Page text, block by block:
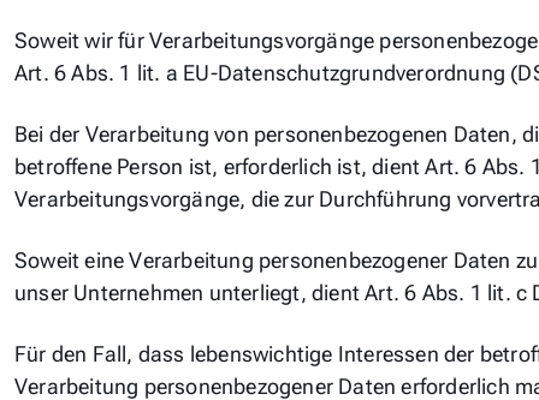
Soweit wir für Verarbeitungsvorgänge
Art. 6 Abs. 1 lit. a EU-Datenschutzgrundverordnung
Bei der Verarbeitung von personenbezogenen Daten,
betroffene Person ist, erforderlich ist, dient Art. 6
Verarbeitungsvorgänge, die zur Durchführung
Soweit eine Verarbeitung personenbezogener Daten
unser Unternehmen unterliegt, dient Art. 6 Abs. 1 lit. c
Für den Fall, dass lebenswichtige Interessen der
Verarbeitung personenbezogener Daten erforderlich